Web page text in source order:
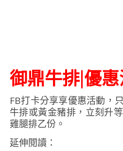
御鼎牛排|優
FB打卡分享享優惠活動，
牛排或黃金豬排，立刻升
雞腿排乙份。
延伸閱讀：